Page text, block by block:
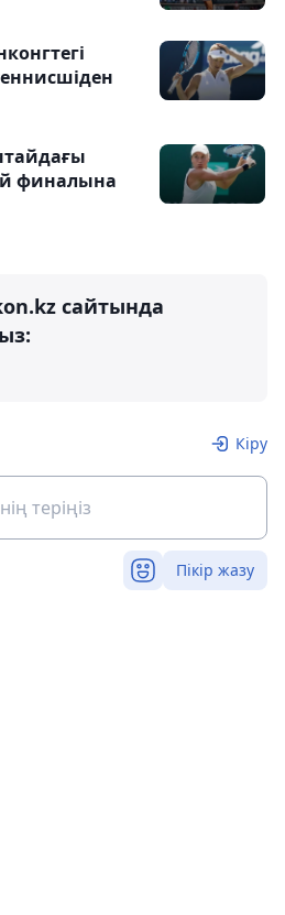
финалына
сайтында
Кіру
Пікір жазу